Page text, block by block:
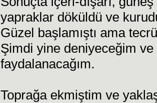
yapraklar döküldü ve
Güzel başlamıştı ama
Şimdi yine deniyeceğim
faydalanacağım.
Toprağa ekmiştim ve